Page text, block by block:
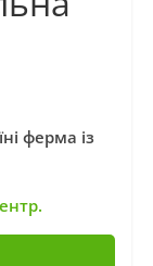
ферма із